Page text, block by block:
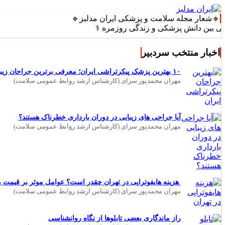
🔹شعار مجله سلامت و پزشکی ایران مدلبز🔹
پزشکی و زندگی روزمره ⚕️
اخبار منتخب سردبیر
۱۰ بهترین پزشک پیکرتراشی ایران؛ معرفی برترین جراحان زیبایی بدن
مهران محمدپور سرای (کارشناس ارشد روابط عمومی سلامت)
آیا جراحی های زیبایی در دوران بارداری خطرناک هستند؟
مهران محمدپور سرای (کارشناس ارشد روابط عمومی سلامت)
هزینه هایفوتراپی در تهران چقدر است؟ عوامل موثر بر قیمت
مهران محمدپور سرای (کارشناس ارشد روابط عمومی سلامت)
راز ماندگاری بعضی تابلوها از نگاه روانشناسی